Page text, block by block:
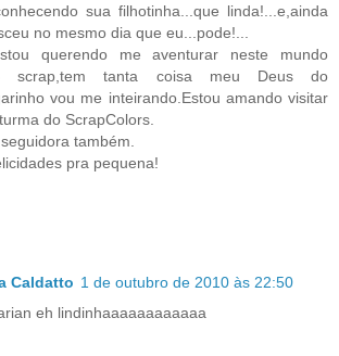
sua filhotinha...que linda!...e,ainda
no mesmo dia que eu...pode!...
querendo me aventurar neste mundo
scrap,tem tanta coisa meu Deus do
vou me inteirando.Estou amando visitar
do ScrapColors.
também.
pra pequena!
Caldatto 1 de outubro de 2010 às 22:50
eh lindinhaaaaaaaaaaaa